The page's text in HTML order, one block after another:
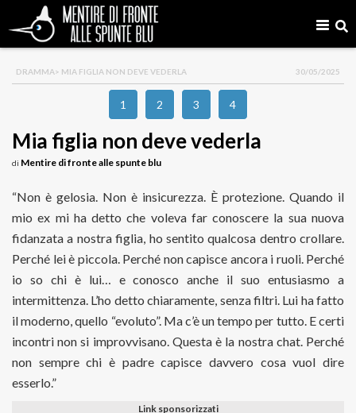
DRAMMA> MIA FIGLIA NON DEVE VEDERLA 30/05/2025
1 2 3 4
Mia figlia non deve vederla
di Mentire di fronte alle spunte blu
“Non è gelosia. Non è insicurezza. È protezione. Quando il
mio ex mi ha detto che voleva far conoscere la sua nuova
fidanzata a nostra figlia, ho sentito qualcosa dentro crollare.
Perché lei è piccola. Perché non capisce ancora i ruoli. Perché
io so chi è lui… e conosco anche il suo entusiasmo a
intermittenza. L’ho detto chiaramente, senza filtri. Lui ha fatto
il moderno, quello “evoluto”. Ma c’è un tempo per tutto. E certi
incontri non si improvvisano. Questa è la nostra chat. Perché
non sempre chi è padre capisce davvero cosa vuol dire
esserlo.”